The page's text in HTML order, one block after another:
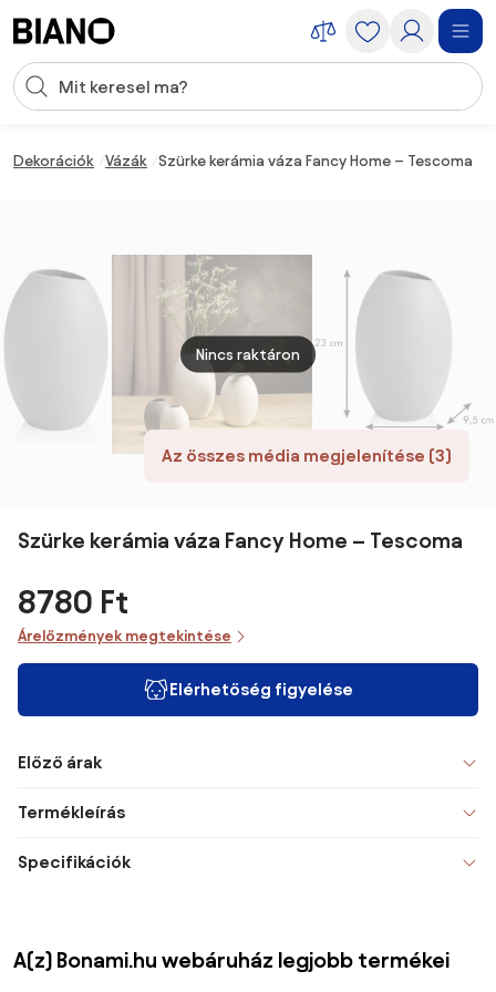
Keresési bevitel
Dekorációk Vázák Szürke kerámia váza Fancy Home – Tescoma
Az összes média megjelenítése (3)
Nincs raktáron
Szürke kerámia váza Fancy Home – Tescoma
8780 Ft
Árelőzmények megtekintése
Elérhetőség figyelése
Előző árak
Termékleírás
Specifikációk
A(z) Bonami.hu webáruház legjobb termékei